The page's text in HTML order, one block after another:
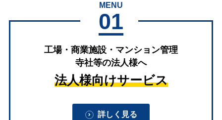
MENU
01
工場・商業施設・マンション管理
寺社等の法人様へ
法人様向けサービス
詳しく見る